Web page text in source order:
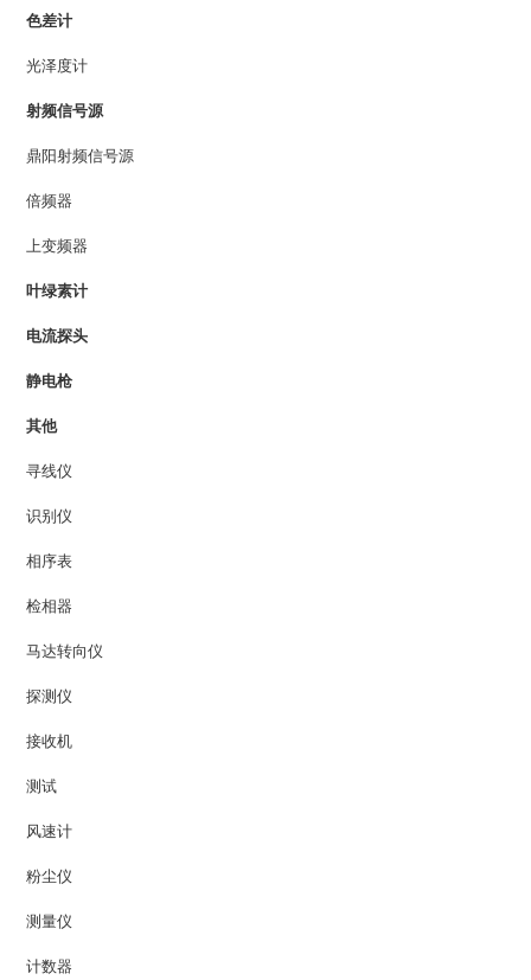
色差计
光泽度计
射频信号源
鼎阳射频信号源
倍频器
上变频器
叶绿素计
电流探头
静电枪
其他
寻线仪
识别仪
相序表
检相器
马达转向仪
探测仪
接收机
测试
风速计
粉尘仪
测量仪
计数器